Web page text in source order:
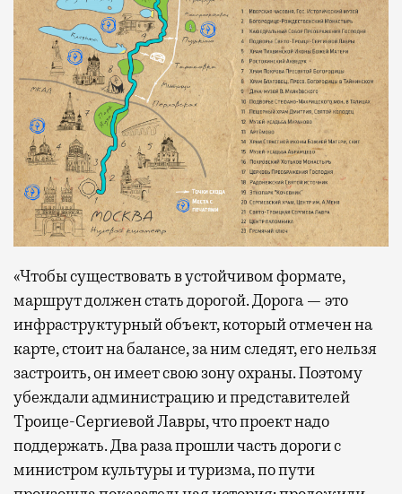
«Чтобы существовать в устойчивом формате,
маршрут должен стать дорогой. Дорога — это
инфраструктурный объект, который отмечен на
карте, стоит на балансе, за ним следят, его нельзя
застроить, он имеет свою зону охраны. Поэтому
убеждали администрацию и представителей
Троице-Сергиевой Лавры, что проект надо
поддержать. Два раза прошли часть дороги с
министром культуры и туризма, по пути